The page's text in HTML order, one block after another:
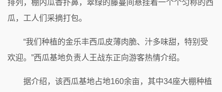
排列，棚内瓜香扑鼻，翠绿的藤蔓间悬挂着一个个匀称的西
瓜，工人们采摘打包。
“我们种植的金乐丰西瓜皮薄肉脆、汁多味甜，特别受
欢迎。”西瓜基地负责人王战东正向游客热情介绍。
据介绍，该西瓜基地占地160余亩，其中34座大棚种植